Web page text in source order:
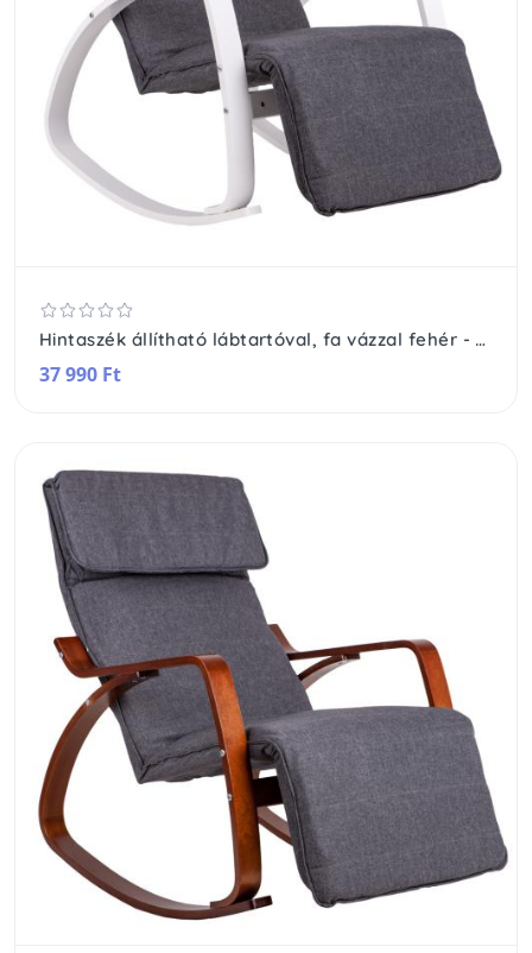
Hintaszék állítható lábtartóval, fa vázzal fehér - szürke
37 990 Ft